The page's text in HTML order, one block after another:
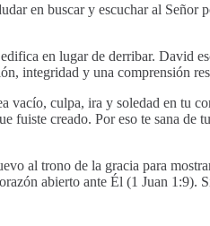
en buscar y escuchar al
en lugar de derribar. David
integridad y una comprensión
vacío, culpa, ira y soledad en tu
creado. Por eso te sana
al trono de la gracia para
abierto ante Él (1 Juan 1:9).